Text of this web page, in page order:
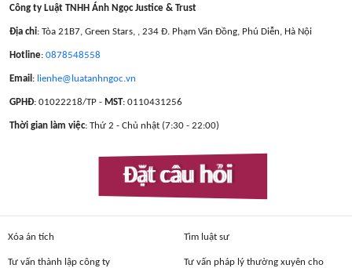
Công ty Luật TNHH Ánh Ngọc Justice & Trust
Địa chỉ: Tòa 21B7, Green Stars, , 234 Đ. Phạm Văn Đồng, Phú Diễn, Hà Nội
Hotline: 0878548558
Email : lienhe@luatanhngoc.vn
GPHĐ: 01022218/TP - MST: 0110431256
Thời gian làm việc: Thứ 2 - Chủ nhật (7:30 - 22:00)
Đặt câu hỏi
Xóa án tích Tìm luật sư
Tư vấn thành lập công ty Tư vấn pháp lý thường xuyên cho